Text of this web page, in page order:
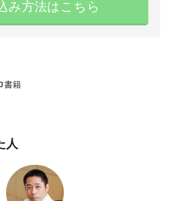
み方法はこちら
書籍
人